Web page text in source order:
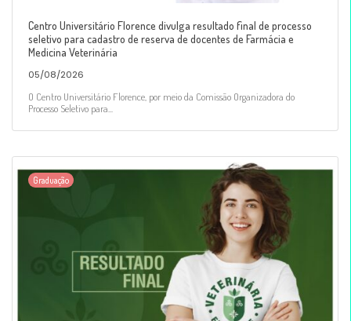
Centro Universitário Florence divulga resultado final de processo
seletivo para cadastro de reserva de docentes de Farmácia e
Medicina Veterinária
05/08/2026
O Centro Universitário Florence, por meio da Comissão Organizadora do
Processo Seletivo para...
Graduação